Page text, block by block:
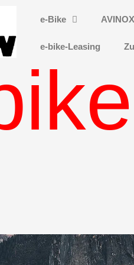
e-Bike
e-bike-Leasing